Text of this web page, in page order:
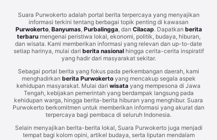
Suara Purwokerto adalah portal berita terpercaya yang menyajikan
informasi terkini tentang berbagai topik penting di kawasan
Purwokerto, Banyumas, Purbalingga, dan Cilacap. Dapatkan berita
terbarumengenai peristiwa lokal, ekonomi, politik, budaya, hiburan,
dan wisata. Kami memberikan informasi yang relevan dan up-to-date
setiap harinya, mulai dari berita nasionalhingga cerita-cerita inspiratif
yang hadir dari masyarakat sekitar.
Sebagai portal berita yang fokus pada perkembangan daerah, kami
menghadirkan berita Purwokertoyang mencakup segala aspek
kehidupan masyarakat. Mulai dari wisata yang mempesona di Jawa
Tengah, kebijakan pemerintah yang berdampak langsung pada
kehidupan warga, hingga berita-berita hiburan yang menghibur. Suara
Purwokerto berkomitmen untuk memberikan informasi yang akurat dan
terpercaya bagi pembaca di seluruh Indonesia.
Selain menyajikan berita-berita lokal, Suara Purwokerto juga menjadi
tempat bagi kolom opini, artikel budaya, serta liputan mendalam